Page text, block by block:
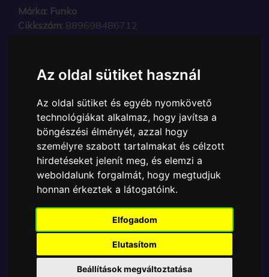
Az oldal sütiket használ
Az oldal sütiket és egyéb nyomkövető
technológiákat alkalmaz, hogy javítsa a
böngészési élményét, azzal hogy
személyre szabott tartalmakat és célzott
hirdetéseket jelenít meg, és elemzi a
weboldalunk forgalmát, hogy megtudjuk
honnan érkeztek a látogatóink.
Elfogadom
Elutasítom
Beállítások megváltoztatása
Márka: Funko
Cikkszám: 889698486712
A Funko POP - Anime & Manga egyik népszerű
gyűjtői vinyl karakter, amely ablakos csomagolásban
azaz - POP In a Box - várja új gazdáját.
TOVÁBB A VÁSÁRLÁSRA
Tetszik? Osszd meg másokkal!